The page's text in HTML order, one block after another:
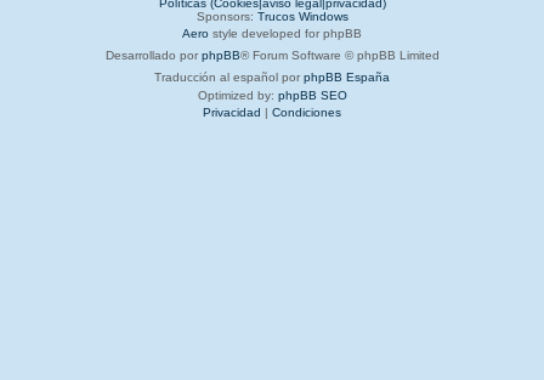
Sponsors: Trucos Windows
Aero style developed for phpBB
Desarrollado por phpBB® Forum Software © phpBB Limited
Traducción al español por phpBB España
Optimized by: phpBB SEO
Privacidad | Condiciones